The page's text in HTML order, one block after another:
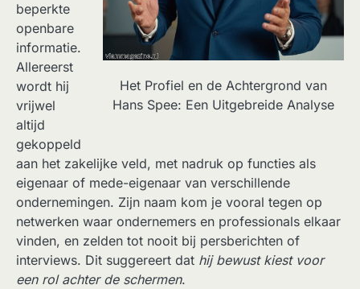
Het Profiel en de Achtergrond van
Hans Spee: Een Uitgebreide Analyse
beperkte
openbare
informatie.
Allereerst
wordt hij
vrijwel
altijd
gekoppeld
aan het zakelijke veld, met nadruk op functies als
eigenaar of mede-eigenaar van verschillende
ondernemingen. Zijn naam kom je vooral tegen op
netwerken waar ondernemers en professionals elkaar
vinden, en zelden tot nooit bij persberichten of
interviews. Dit suggereert dat hij bewust kiest voor
een rol achter de schermen.